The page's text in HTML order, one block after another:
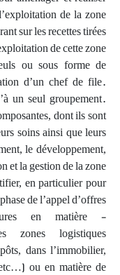
de la zone
sur les recettes tirées
de cette zone.
ou sous forme de
d’un chef de file.
un seul groupement.
dont ils sont
soins ainsi que leurs
le développement,
et la gestion de la zone.
en particulier pour
de l’appel d’offres :
en matière
zones logistiques
dans l’immobilier,
ou en matière de